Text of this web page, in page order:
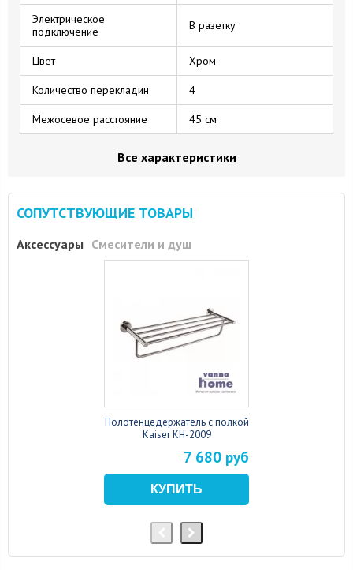
Электрическое
подключение
В разетку
Цвет Хром
Количество перекладин 4
Межосевое расстояние 45 см
Все характеристики
СОПУТСТВУЮЩИЕ ТОВАРЫ
Аксессуары Смесители и душ
Полотенцедержатель с полкой
Kaiser KH-2009
7 680 руб